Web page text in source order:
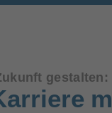
gestalten: